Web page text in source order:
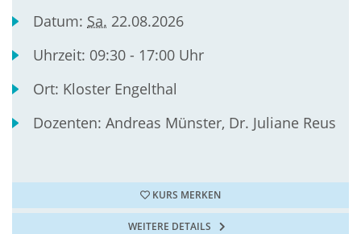
Datum: Sa. 22.08.2026
Uhrzeit: 09:30 - 17:00 Uhr
Ort: Kloster Engelthal
Dozenten:Andreas Münster, Dr. Juliane Reus
KURS MERKEN
WEITERE DETAILS